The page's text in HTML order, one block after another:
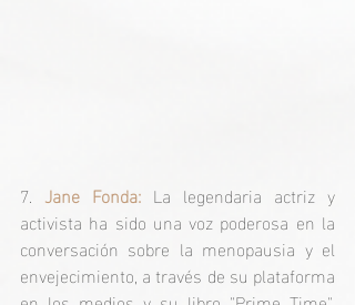
7. Jane Fonda: La legendaria actriz y
activista ha sido una voz poderosa en la
conversación sobre la menopausia y el
envejecimiento, a través de su plataforma